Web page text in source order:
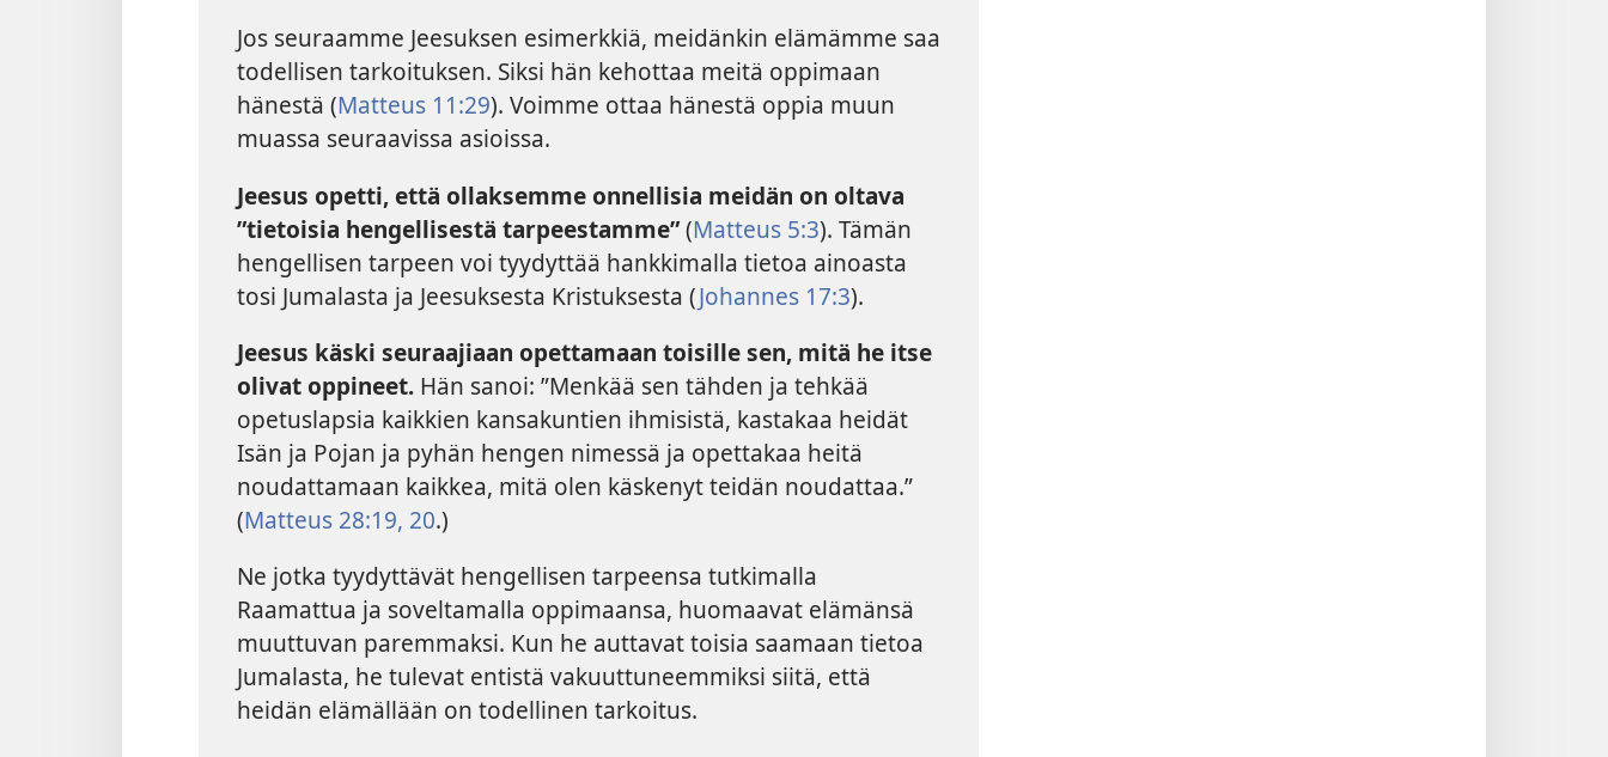
Jos seuraamme Jeesuksen esimerkkiä, meidänkin elämämme saa
todellisen tarkoituksen. Siksi hän kehottaa meitä oppimaan
hänestä (Matteus 11:29). Voimme ottaa hänestä oppia muun
muassa seuraavissa asioissa.
Jeesus opetti, että ollaksemme onnellisia meidän on oltava
”tietoisia hengellisestä tarpeestamme”(Matteus 5:3). Tämän
hengellisen tarpeen voi tyydyttää hankkimalla tietoa ainoasta
tosi Jumalasta ja Jeesuksesta Kristuksesta (Johannes 17:3).
Jeesus käski seuraajiaan opettamaan toisille sen, mitä he itse
olivat oppineet. Hän sanoi: ”Menkää sen tähden ja tehkää
opetuslapsia kaikkien kansakuntien ihmisistä, kastakaa heidät
Isän ja Pojan ja pyhän hengen nimessä ja opettakaa heitä
noudattamaan kaikkea, mitä olen käskenyt teidän noudattaa.”
(Matteus 28:19, 20.)
Ne jotka tyydyttävät hengellisen tarpeensa tutkimalla
Raamattua ja soveltamalla oppimaansa, huomaavat elämänsä
muuttuvan paremmaksi. Kun he auttavat toisia saamaan tietoa
Jumalasta, he tulevat entistä vakuuttuneemmiksi siitä, että
heidän elämällään on todellinen tarkoitus.